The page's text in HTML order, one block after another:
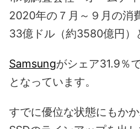
2020年の７月～９月の消
33億ドル（約3580億円）
Samsungがシェア31.9％で
となっています。
すでに優位な状態にもか